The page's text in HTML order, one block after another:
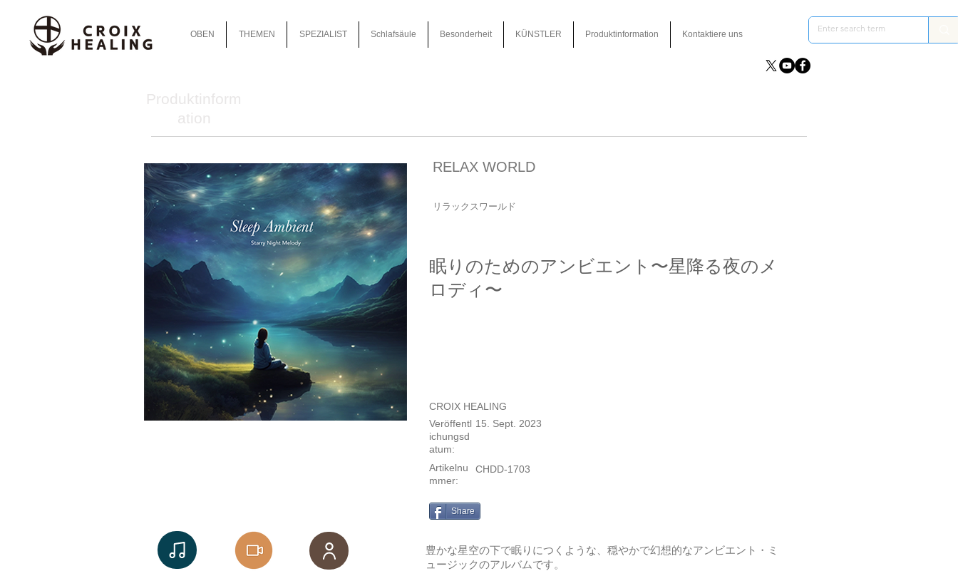
OBEN THEMEN SPEZIALIST Schlafsäule Besonderheit KÜNSTLER Produktinformation Kontaktiere uns
Produktinform
ation
RELAX WORLD
リラックスワールド
眠りのためのアンビエント〜星降る夜のメ
ロディ〜
CROIX HEALING
15. Sept. 2023
Veröffentl
ichungsd
atum:
Artikelnu
mmer:
CHDD-1703
Share
豊かな星空の下で眠りにつくような、穏やかで幻想的なアンビエント・ミ
ュージックのアルバムです。